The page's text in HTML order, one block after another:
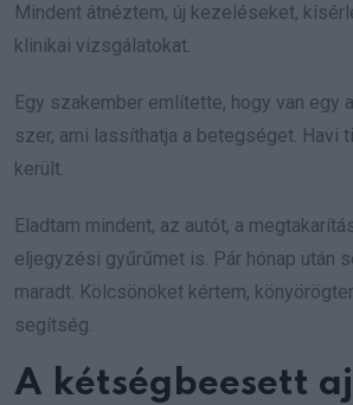
Mindent átnéztem, új kezeléseket,
klinikai vizsgálatokat.
Egy szakember említette, hogy van egy
szer, ami lassíthatja a betegséget. Havi
került.
Eladtam mindent, az autót, a
eljegyzési gyűrűmet is. Pár hónap után
maradt. Kölcsönöket kértem,
segítség.
A kétségbeesett